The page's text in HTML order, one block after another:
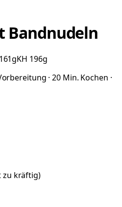
Bandnudeln
161gKH 196g
· 20 Min. Kochen ·
zu kräftig)